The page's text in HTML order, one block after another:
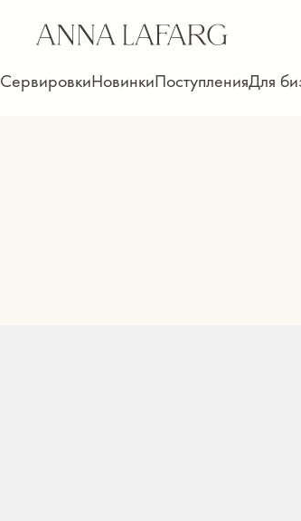
СервировкиНовинкиПоступленияДля